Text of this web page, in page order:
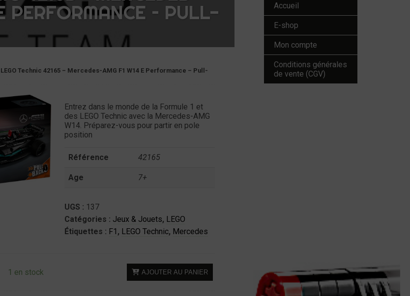
PERFORMANCE – PULL-
LEGO Technic 42165 – Mercedes-AMG F1 W14 E Performance – Pull-
Entrez dans le monde de la Formule 1 et
des LEGO Technic avec la Mercedes-AMG
W14. Préparez-vous pour partir en pole
position
Référence 42165
Age 7+
UGS : 137
Catégories : Jeux & Jouets, LEGO
Étiquettes : F1 , LEGO Technic, Mercedes
1 en stock
quantité
de
AJOUTER AU PANIER
Accueil
E-shop
Mon compte
Conditions générales
de vente (CGV)